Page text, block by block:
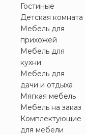
Гостиные
Детская комната
Мебель для
прихожей
Мебель для
кухни
Мебель для
дачи и отдыха
Мягкая мебель
Мебель на заказ
Комплектующие
для мебели